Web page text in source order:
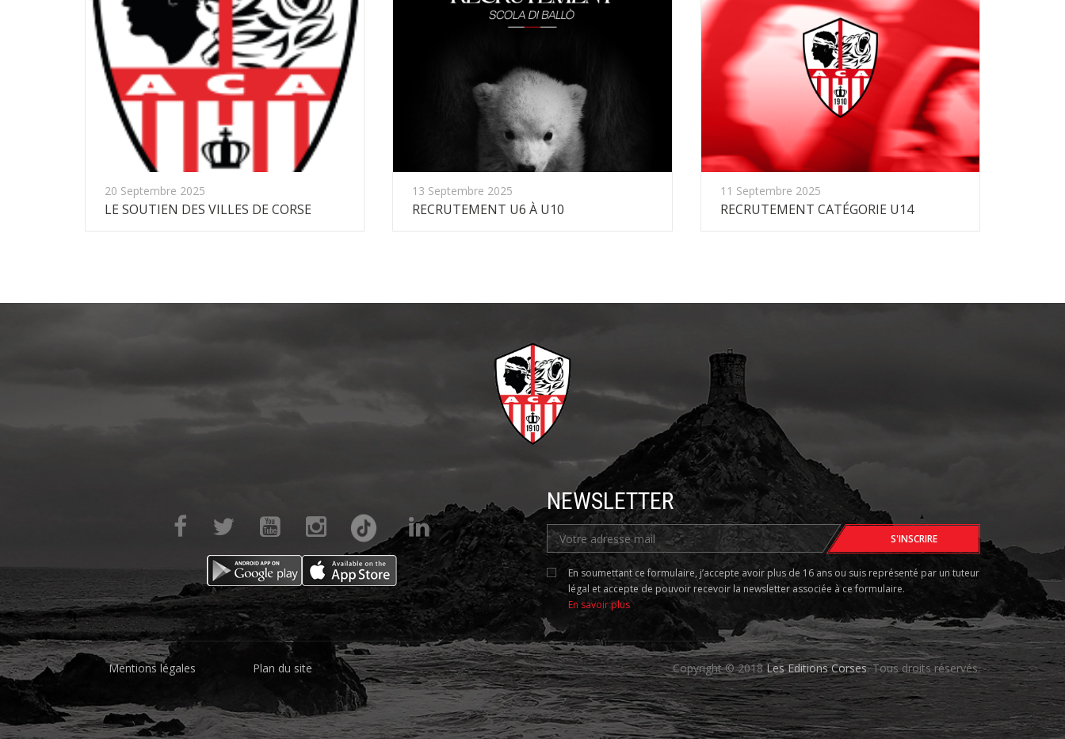
20 Septembre 2025
LE SOUTIEN DES VILLES DE CORSE
13 Septembre 2025
RECRUTEMENT U6 À U10
11 Septembre 2025
RECRUTEMENT CATÉGORIE U14
NEWSLETTER
En soumettant ce formulaire, j’accepte avoir plus de 16 ans ou suis représenté par un tuteur
légal et accepte de pouvoir recevoir la newsletter associée à ce formulaire.
En savoir plus
Mentions légales Plan du site Copyright © 2018Les Editions Corses. Tous droits réservés.